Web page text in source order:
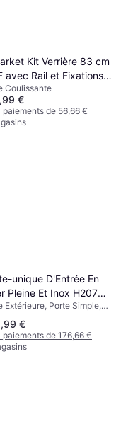
Kit Verrière 83 cm
avec Rail et Fixations
Porte Coulissante
Coulissante
€
paiements de 56,66 €
unique D'Entrée En
Pleine Et Inox H207
cm Effet Chêne -
Droit Porte
(x200cm)
Extérieure, Porte Simple,
€
paiements de 176,66 €